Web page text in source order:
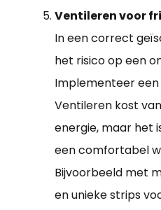
Ventileren voor
In een correct
het risico op een
Implementeer
Ventileren kost
energie, maar het
een comfortabel
Bijvoorbeeld met
en unieke strips